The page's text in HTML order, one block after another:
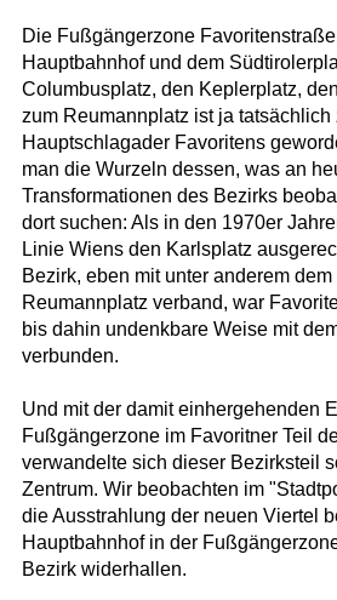
Die Fußgängerzone
Hauptbahnhof und dem
Columbusplatz, den Keplerplatz,
zum Reumannplatz ist ja
Hauptschlagader Favoritens
man die Wurzeln dessen, was an
Transformationen des Bezirks
dort suchen: Als in den 1970er
Linie Wiens den Karlsplatz
Bezirk, eben mit unter anderem
Reumannplatz verband, war
bis dahin undenkbare Weise mit
verbunden.
Und mit der damit einhergehenden
Fußgängerzone im Favoritner Teil
verwandelte sich dieser Bezirksteil
Zentrum. Wir beobachten im
die Ausstrahlung der neuen Viertel
Hauptbahnhof in der
Bezirk widerhallen.